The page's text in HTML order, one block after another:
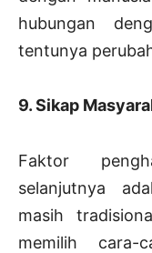
hubungan
tentunya
9. Sikap
Faktor
selanjutnya
masih
memilih cara-